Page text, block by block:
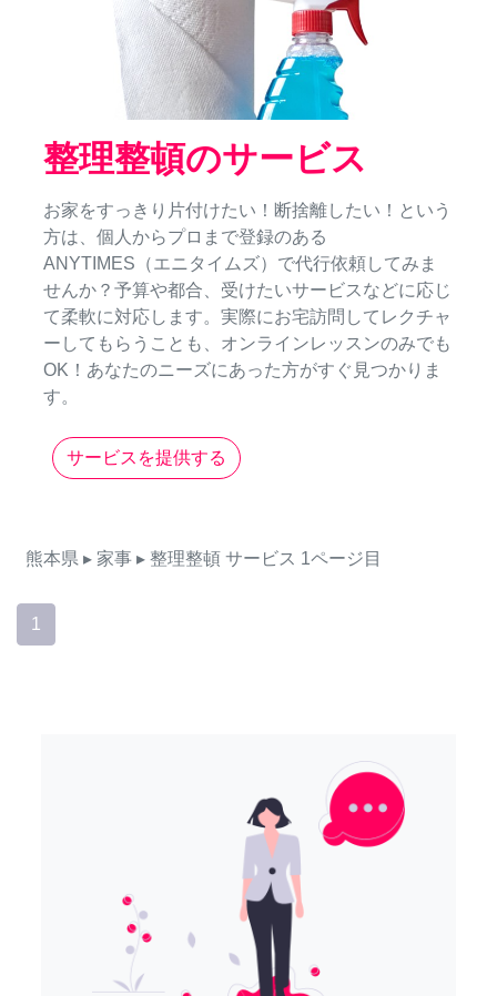
整理整頓のサービス
お家をすっきり片付けたい！断捨離したい！という
方は、個人からプロまで登録のある
ANYTIMES（エニタイムズ）で代行依頼してみま
せんか？予算や都合、受けたいサービスなどに応じ
て柔軟に対応します。実際にお宅訪問してレクチャ
ーしてもらうことも、オンラインレッスンのみでも
OK！あなたのニーズにあった方がすぐ見つかりま
す。
サービスを提供する
熊本県 ▸ 家事 ▸ 整理整頓 サービス 1ページ目
1